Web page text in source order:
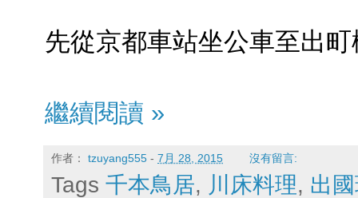
先從京都車站坐公車至出町
繼續閱讀 »
作者： tzuyang555 - 7月 28, 2015 沒有留言:
Tags 千本鳥居, 川床料理, 出